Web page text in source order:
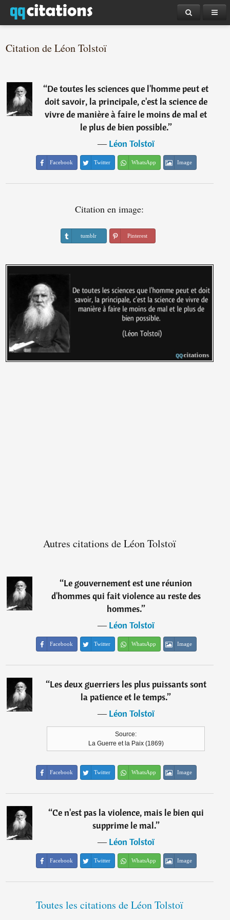
Citation de Léon Tolstoï
“De toutes les sciences que l'homme peut et
doit savoir, la principale, c'est la science de
vivre de manière à faire le moins de mal et
le plus de bien possible.”
―Léon Tolstoï
Facebook Twitter WhatsApp Image
Citation en image:
tumblr Pinterest
Autres citations de Léon Tolstoï
“Le gouvernement est une réunion
d'hommes qui fait violence au reste des
hommes.”
―Léon Tolstoï
Facebook Twitter WhatsApp Image
“Les deux guerriers les plus puissants sont
la patience et le temps.”
―Léon Tolstoï
Source:
La Guerre et la Paix (1869)
Facebook Twitter WhatsApp Image
“Ce n'est pas la violence, mais le bien qui
supprime le mal.”
―Léon Tolstoï
Facebook Twitter WhatsApp Image
Toutes les citations de Léon Tolstoï